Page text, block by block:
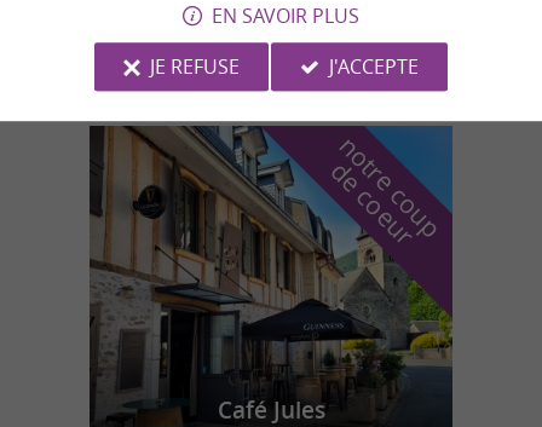
Grimoire et Chandelles
n
o
t
r
e
c
o
u
p
d
e
c
o
e
u
r
Café Jules
EN SAVOIR PLUS
JE REFUSE
J'ACCEPTE